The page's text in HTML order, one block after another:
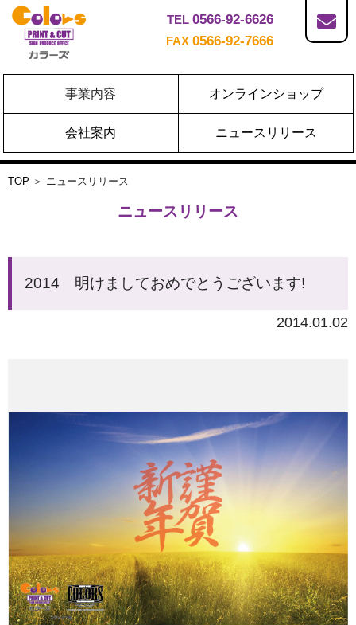
TEL 0566-92-6626
FAX 0566-92-7666
事業内容 オンラインショップ
会社案内 ニュースリリース
TOP ＞ ニュースリリース
ニュースリリース
2014 明けましておめでとうございます!
2014.01.02